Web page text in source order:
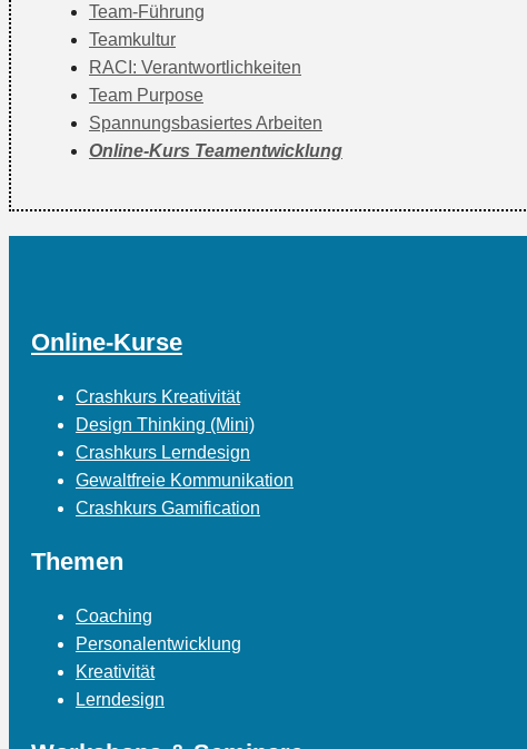
Team-Führung
Teamkultur
RACI: Verantwortlichkeiten
Team Purpose
Spannungsbasiertes Arbeiten
Online-Kurs Teamentwicklung
Online-Kurse
Crashkurs Kreativität
Design Thinking (Mini)
Crashkurs Lerndesign
Gewaltfreie Kommunikation
Crashkurs Gamification
Themen
Coaching
Personalentwicklung
Kreativität
Lerndesign